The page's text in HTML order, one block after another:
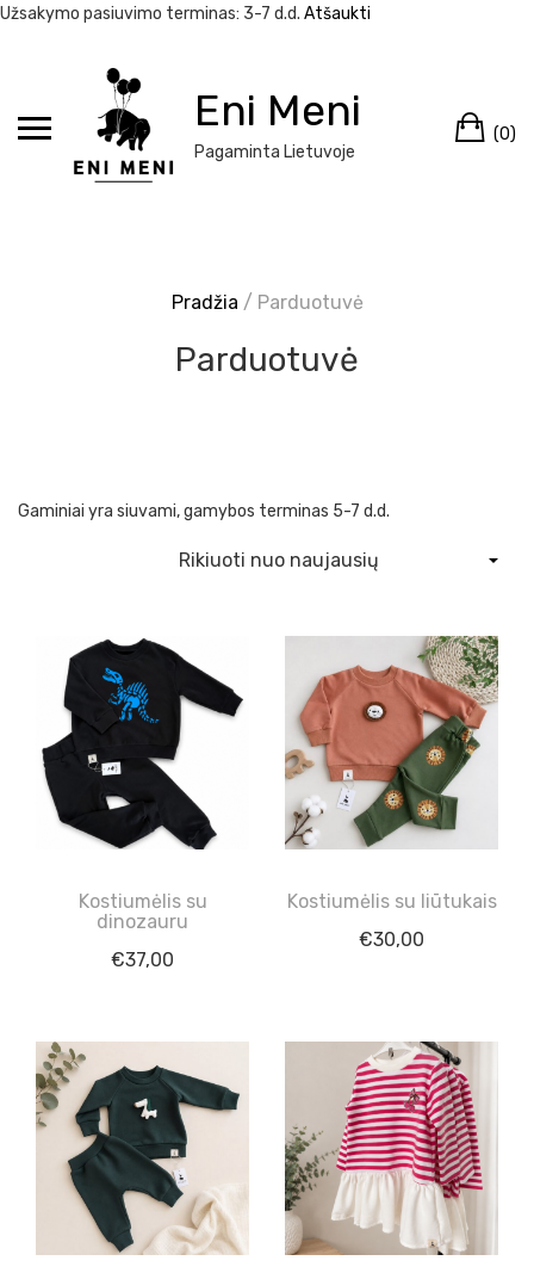
Užsakymo pasiuvimo terminas: 3-7 d.d. Atšaukti
turinio
Eni Meni
Pagaminta Lietuvoje
(0)
Pradžia / Parduotuvė
Parduotuvė
Gaminiai yra siuvami, gamybos terminas 5-7 d.d.
Kostiumėlis su
dinozauru
€37,00
Kostiumėlis su liūtukais
€30,00